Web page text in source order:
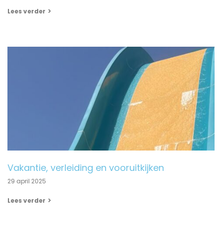
Lees verder
Vakantie, verleiding en vooruitkijken
29 april 2025
Lees verder